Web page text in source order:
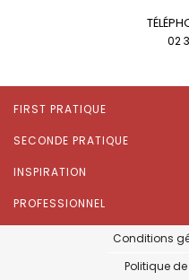
02
FIRST PRATIQUE
SECONDE PRATIQUE
INSPIRATION
PROFESSIONNEL
Conditions
Politique